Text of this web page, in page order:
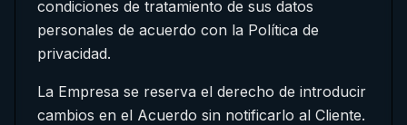
condiciones de tratamiento de sus datos
personales de acuerdo con la Política de
privacidad.
La Empresa se reserva el derecho de introducir
cambios en el Acuerdo sin notificarlo al Cliente.